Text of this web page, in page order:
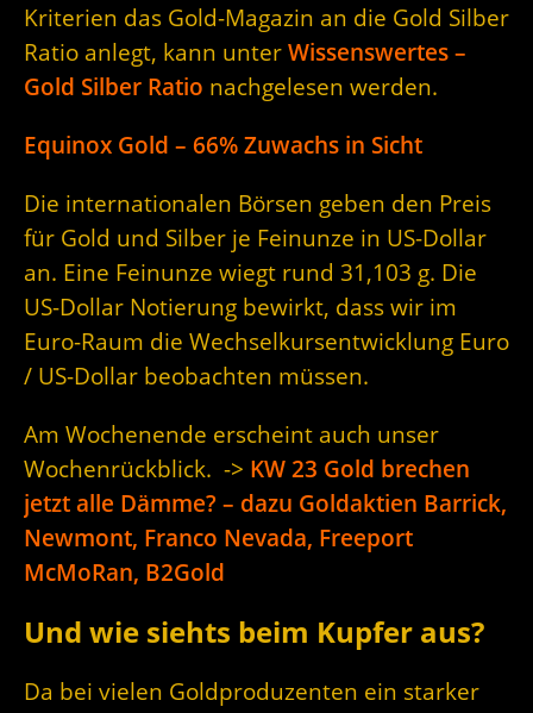
Kriterien das Gold-Magazin an die Gold Silber
Ratio anlegt, kann unter Wissenswertes –
Gold Silber Ratio nachgelesen werden.
Equinox Gold – 66% Zuwachs in Sicht
Die internationalen Börsen geben den Preis
für Gold und Silber je Feinunze in US-Dollar
an. Eine Feinunze wiegt rund 31,103 g. Die
US-Dollar Notierung bewirkt, dass wir im
Euro-Raum die Wechselkursentwicklung Euro
/ US-Dollar beobachten müssen.
Am Wochenende erscheint auch unser
Wochenrückblick. -> KW 23 Gold brechen
jetzt alle Dämme? – dazu Goldaktien Barrick,
Newmont, Franco Nevada, Freeport
McMoRan, B2Gold
Und wie siehts beim Kupfer aus?
Da bei vielen Goldproduzenten ein starker